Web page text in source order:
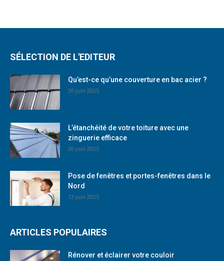
SÉLECTION DE L'EDITEUR
Qu’est-ce qu’une couverture en bac acier ?
20 juin 2025
L’étanchéité de votre toiture avec une
zinguerie efficace
20 juin 2025
Pose de fenêtres et portes-fenêtres dans le
Nord
12 juin 2025
ARTICLES POPULAIRES
Rénover et éclairer votre couloir